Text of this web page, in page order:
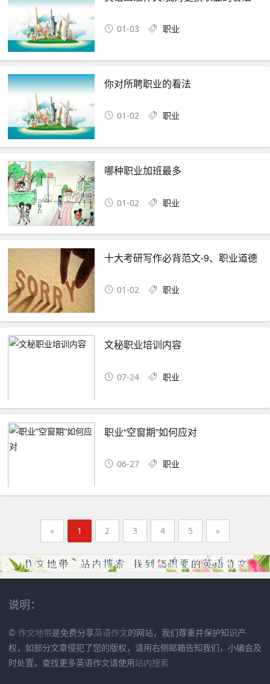
01-03 职业
你对所聘职业的看法
01-02 职业
哪种职业加班最多
01-02 职业
十大考研写作必背范文-9、职业道德
01-02 职业
文秘职业培训内容
07-24 职业
职业“空窗期”如何应对
06-27 职业
« 1 2 3 4 5 »
说明：
© 作文地带是免费分享英语作文的网站，我们尊重并保护知识产
权，如部分文章侵犯了您的版权，请用右侧邮箱告知我们，小编会及
时处置。查找更多英语作文请使用站内搜索